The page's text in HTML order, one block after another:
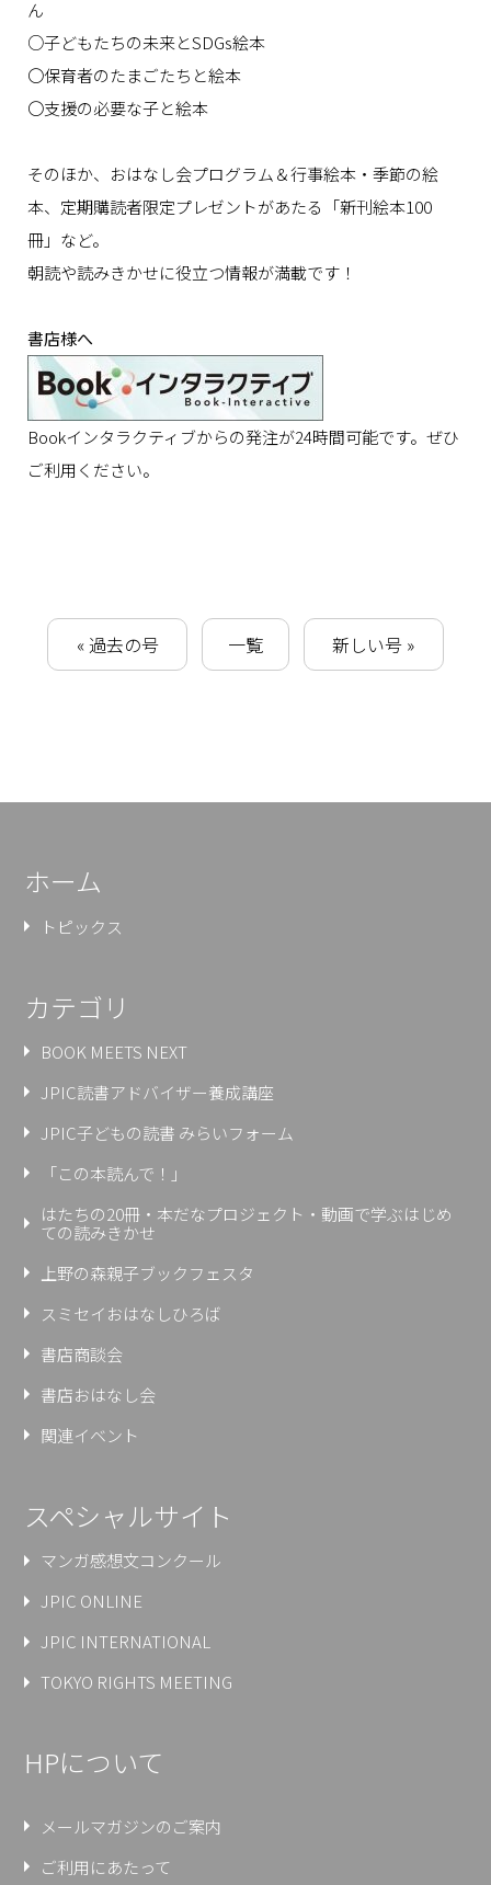
ん
○子どもたちの未来とSDGs絵本
〇保育者のたまごたちと絵本
〇支援の必要な子と絵本
そのほか、おはなし会プログラム＆行事絵本・季節の絵
本、定期購読者限定プレゼントがあたる「新刊絵本100
冊」など。
朝読や読みきかせに役立つ情報が満載です！
書店様へ
Bookインタラクティブからの発注が24時間可能です。ぜひ
ご利用ください。
« 過去の号 一覧 新しい号 »
ホーム
トピックス
カテゴリ
BOOK MEETS NEXT
JPIC読書アドバイザー養成講座
JPIC子どもの読書 みらいフォーム
「この本読んで！」
はたちの20冊・本だなプロジェクト・動画で学ぶはじめ
ての読みきかせ
上野の森親⼦ブックフェスタ
スミセイおはなしひろば
書店商談会
書店おはなし会
関連イベント
スペシャルサイト
マンガ感想文コンクール
JPIC ONLINE
JPIC INTERNATIONAL
TOKYO RIGHTS MEETING
HPについて
メールマガジンのご案内
ご利用にあたって